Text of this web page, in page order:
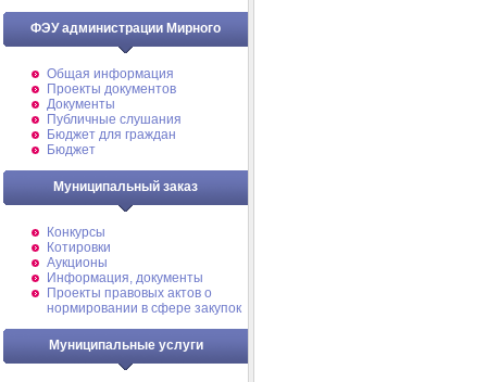
ФЭУ администрации Мирного
Общая информация
Проекты документов
Документы
Публичные слушания
Бюджет для граждан
Бюджет
Муниципальный заказ
Конкурсы
Котировки
Аукционы
Информация, документы
Проекты правовых актов о
нормировании в сфере закупок
Муниципальные услуги